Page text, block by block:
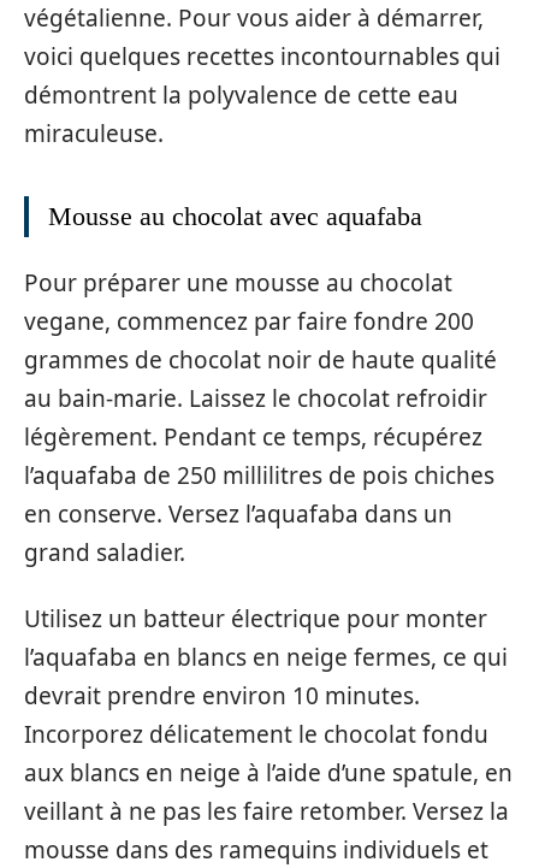
végétalienne. Pour vous aider à démarrer,
voici quelques recettes incontournables qui
démontrent la polyvalence de cette eau
miraculeuse.
Mousse au chocolat avec aquafaba
Pour préparer une mousse au chocolat
vegane, commencez par faire fondre 200
grammes de chocolat noir de haute qualité
au bain-marie. Laissez le chocolat refroidir
légèrement. Pendant ce temps, récupérez
l’aquafaba de 250 millilitres de pois chiches
en conserve. Versez l’aquafaba dans un
grand saladier.
Utilisez un batteur électrique pour monter
l’aquafaba en blancs en neige fermes, ce qui
devrait prendre environ 10 minutes.
Incorporez délicatement le chocolat fondu
aux blancs en neige à l’aide d’une spatule, en
veillant à ne pas les faire retomber. Versez la
mousse dans des ramequins individuels et